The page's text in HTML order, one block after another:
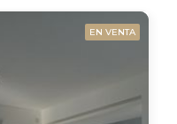
EN VENTA